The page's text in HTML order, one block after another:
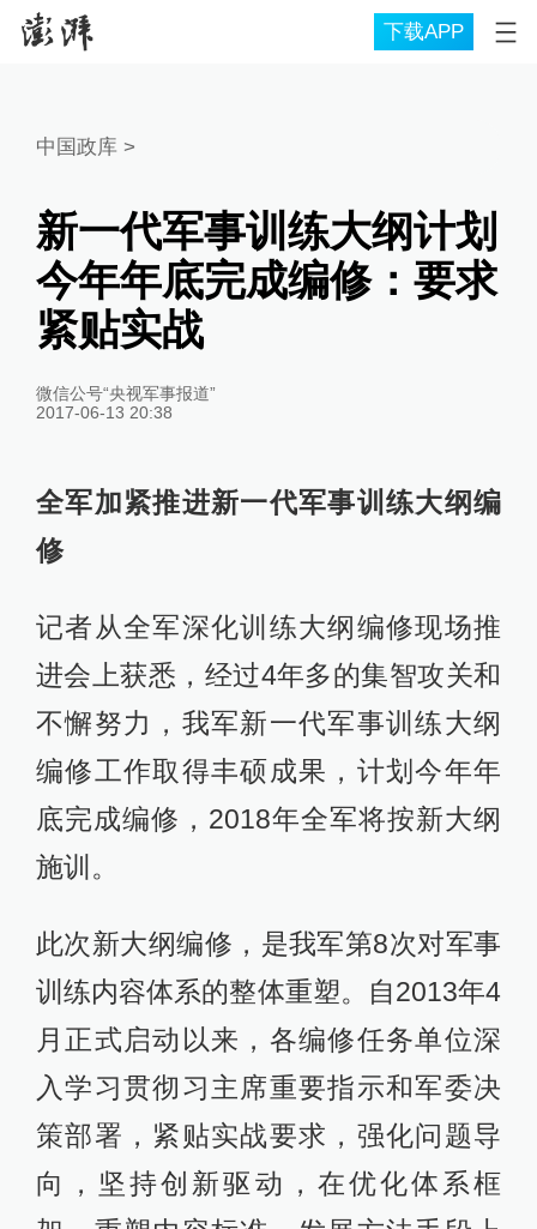
下载APP
中国政库 >
新一代军事训练大纲计划
今年年底完成编修：要求
紧贴实战
微信公号“央视军事报道”
2017-06-13 20:38
全军加紧推进新一代军事训练大纲编
修
记者从全军深化训练大纲编修现场推
进会上获悉，经过4年多的集智攻关和
不懈努力，我军新一代军事训练大纲
编修工作取得丰硕成果，计划今年年
底完成编修，2018年全军将按新大纲
施训。
此次新大纲编修，是我军第8次对军事
训练内容体系的整体重塑。自2013年4
月正式启动以来，各编修任务单位深
入学习贯彻习主席重要指示和军委决
策部署，紧贴实战要求，强化问题导
向，坚持创新驱动，在优化体系框